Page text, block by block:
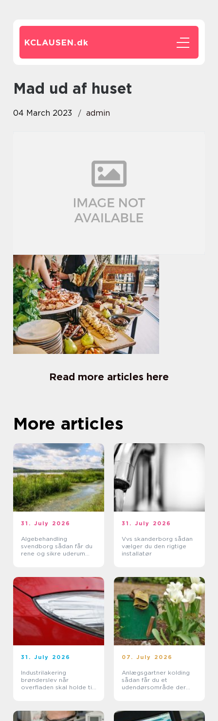
KCLAUSEN.dk
mad ud af huset
04 March 2023 admin
Read more articles here
More articles
31. July 2026
Algebehandling
svendborg sådan får du
rene og sikre uderum
31. July 2026
Vvs skanderborg sådan
vælger du den rigtige
installatør
31. July 2026
Industrilakering
brønderslev når
overfladen skal holde til
07. July 2026
Anlægsgartner kolding
sådan får du et
udendørsområde der